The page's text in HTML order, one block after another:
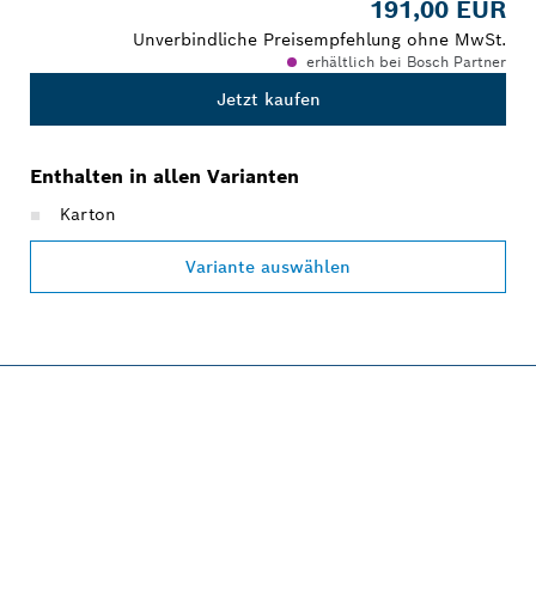
191,00 EUR
Unverbindliche Preisempfehlung ohne MwSt.
erhältlich bei Bosch Partner
Jetzt kaufen
Enthalten in allen Varianten
Karton
Variante auswählen